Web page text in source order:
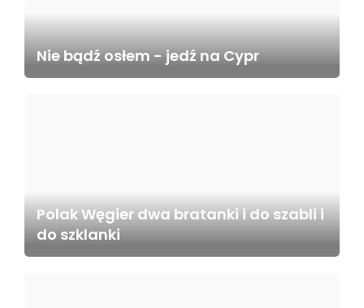
Nie bądź osłem - jedź na Cypr
Polak Węgier dwa bratanki i do szabli i
do szklanki